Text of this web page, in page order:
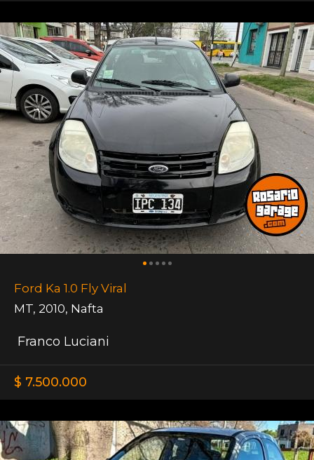
Ford Ka 1.0 Fly Viral
MT, 2010, Nafta
Franco Luciani
$ 7.500.000